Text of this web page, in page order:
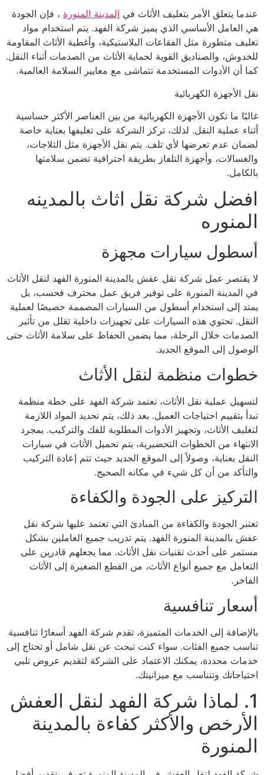
عندما يتعلق الأمر بتغليف الأثاث في المدينة المنورة ، فإن الجودة
هي العامل الأساسي الذي يميز شركة الفهد. يتم استخدام مواد
تغليف متطورة مثل الفقاعات البلاستيكية، وأغطية الأثاث المقاومة
للخدوش، والصناديق القوية لحماية الأثاث من الصدمات أثناء النقل.
كما أن الأدوات المستخدمة تتماشى مع معايير السلامة العالمية.
نقل الأجهزة الكهربائية
غالبًا ما تكون الأجهزة الكهربائية من بين العناصر الأكثر حساسية
أثناء عملية النقل. لذلك، تركز الشركة على تغليفها بعناية خاصة
لضمان عدم تعرضها لأي تلف. يتم نقل الأجهزة مثل الثلاجات،
والغسالات، وأجهزة التلفاز بطريقة احترافية تضمن سلامتها
بالكامل.
افضل شركة نقل اثاث بالمدينه
المنوره
أسطول سيارات مجهزة
لا يقتصر عمل شركة نقل عفش بالمدينة المنورة الفهد لنقل الأثاث
في المدينة المنورة على توفير فريق عمل محترف فحسب، بل
يمتد إلى استخدام أسطول من السيارات المصممة خصيصًا لعملية
النقل. تحتوي هذه السيارات على تجهيزات داخلية تقلل من تأثير
الصدمات خلال الرحلة، مما يضمن الحفاظ على سلامة الأثاث حتى
الوصول إلى الموقع الجديد.
خطوات منظمة لنقل الأثاث
لتسهيل عملية نقل الأثاث، تعتمد شركة الفهد على خطة منظمة
تبدأ بتقييم احتياجات العميل. بعد ذلك، يتم تحديد المواد اللازمة
لتغليف الأثاث، وتجهيز الأدوات المطلوبة للفك والتركيب. بمجرد
الانتهاء من الخطوات التحضيرية، يتم تحميل الأثاث في سيارات
النقل بعناية، وصولاً إلى الموقع الجديد حيث تتم إعادة التركيب
والتأكد من أن كل شيء في مكانه الصحيح.
التركيز على الجودة والكفاءة
تعتبر الجودة والكفاءة من المبادئ التي تعتمد عليها شركة نقل
عفش بالمدينة المنورة الفهد. يتم تدريب جميع العاملين بشكل
مستمر على أحدث تقنيات نقل الأثاث. مما يجعلهم قادرين على
التعامل مع جميع أنواع الأثاث، من القطع الصغيرة إلى الأثاث
الفاخر.
أسعار تنافسية
بالإضافة إلى الخدمات المتميزة، تقدم شركة الفهد أسعارًا تنافسية
تناسب جميع الفئات. سواء كنت تبحث عن نقل شامل أو تحتاج إلى
خدمات محددة، يمكنك الاعتماد على الشركة لتقديم عروض تلبي
احتياجاتك وتتناسب مع ميزانيتك.
1. لماذا شركة الفهد لنقل العفش
الأرخص والأكثر كفاءة بالمدينة
المنورة